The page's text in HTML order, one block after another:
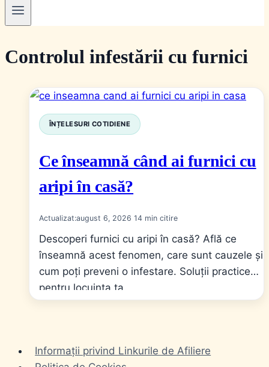
Controlul infestării cu furnici
ÎNȚELESURI COTIDIENE
Ce înseamnă când ai furnici cu
aripi în casă?
Actualizat:august 6, 2026 14
Descoperi furnici cu aripi în casă? Află ce
înseamnă acest fenomen, care sunt cauzele și
cum poți preveni o infestare. Soluții practice
pentru locuința ta.
Informații privind Linkurile de Afiliere